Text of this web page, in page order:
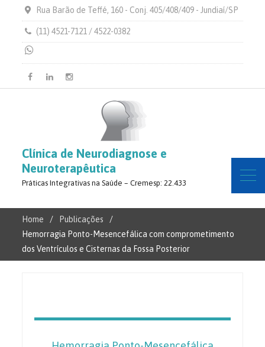
Rua Barão de Teffé, 160 - Conj. 405/408/409 - Jundiaí/SP
(11) 4521-7121 / 4522-0382
Clínica de Neurodiagnose e
Neuroterapêutica
Práticas Integrativas na Saúde – Cremesp: 22.433
Home
Publicações
Hemorragia Ponto-Mesencefálica com comprometimento
dos Ventrículos e Cisternas da Fossa Posterior